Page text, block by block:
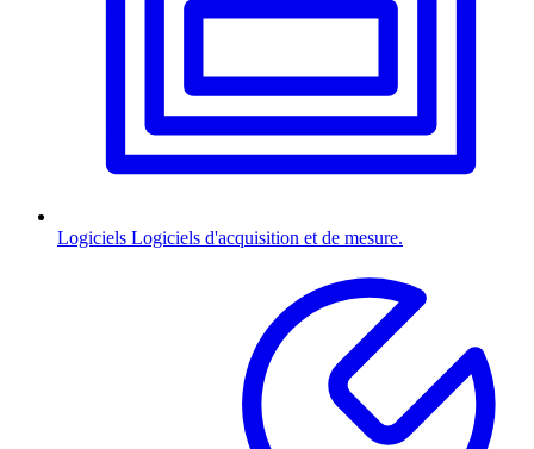
Logiciels Logiciels d'acquisition et de mesure.